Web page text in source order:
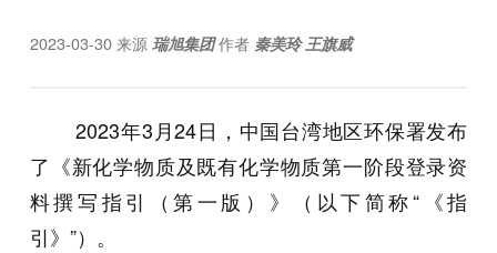
2023-03-30 来源 瑞旭集团 作者 秦美玲 王旗威
2023年3月24日，中国台湾地区环保署发布
了《新化学物质及既有化学物质第一阶段登录资
料撰写指引（第一版）》（以下简称“《指
引》”）。